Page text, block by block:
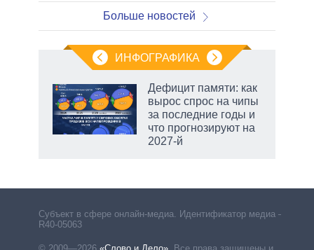
Больше новостей
ИНФОГРАФИКА
Дефицит памяти: как
вырос спрос на чипы
за последние годы и
что прогнозируют на
2027-й
Субъект в сфере онлайн-медиа. Идентификатор медиа –
R40-05063